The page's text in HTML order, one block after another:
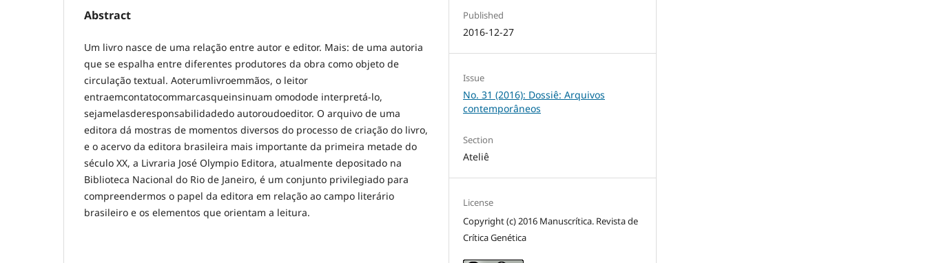
Abstract
Um livro nasce de uma relação entre autor e editor. Mais: de uma autoria
que se espalha entre diferentes produtores da obra como objeto de
circulação textual. Aoterumlivroemmãos, o leitor
entraemcontatocommarcasqueinsinuam omodode interpretá-lo,
sejamelasderesponsabilidadedo autoroudoeditor. O arquivo de uma
editora dá mostras de momentos diversos do processo de criação do livro,
e o acervo da editora brasileira mais importante da primeira metade do
século XX, a Livraria José Olympio Editora, atualmente depositado na
Biblioteca Nacional do Rio de Janeiro, é um conjunto privilegiado para
compreendermos o papel da editora em relação ao campo literário
brasileiro e os elementos que orientam a leitura.
Published
2016-12-27
Issue
No. 31 (2016): Dossiê: Arquivos
contemporâneos
Section
Ateliê
License
Copyright (c) 2016 Manuscrítica. Revista de
Crítica Genética